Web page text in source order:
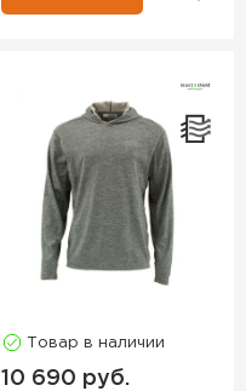
Товар в наличии
10 690 руб.